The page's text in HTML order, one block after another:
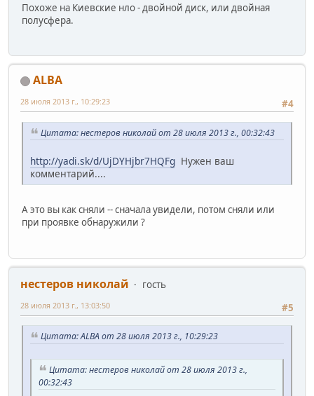
Похоже на Киевские нло - двойной диск, или двойная
полусфера.
ALBA
#4
28 июля 2013 г., 10:29:23
Цитата: нестеров николай от 28 июля 2013 г., 00:32:43
http://yadi.sk/d/UjDYHjbr7HQFg Нужен ваш
комментарий....
А это вы как сняли -- сначала увидели, потом сняли или
при проявке обнаружили ?
нестеров николай
гость
#5
28 июля 2013 г., 13:03:50
Цитата: ALBA от 28 июля 2013 г., 10:29:23
Цитата: нестеров николай от 28 июля 2013 г.,
00:32:43